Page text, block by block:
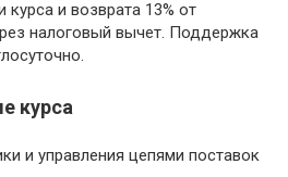
курса и возврата 13% от
налоговый вычет. Поддержка
курса
и управления цепями поставок